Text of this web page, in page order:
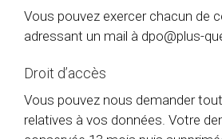
Vous pouvez exercer chacun de
adressant un mail à dpo@plus-
Droit d’accès
Vous pouvez nous demander
relatives à vos données. Votre